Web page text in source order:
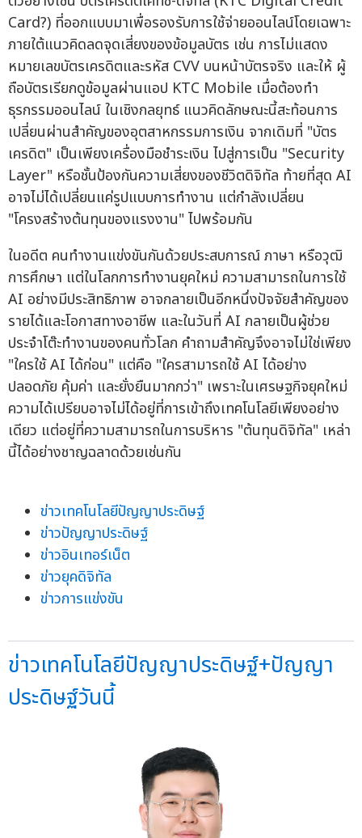
Card?) ที่ออกแบบมาเพื่อรองรับการใช้จ่ายออนไลน์โดยเฉพาะ
ภายใต้แนวคิดลดจุดเสี่ยงของข้อมูลบัตร เช่น การไม่แสดง
หมายเลขบัตรเครดิตและรหัส CVV บนหน้าบัตรจริง และให้ ผู้
ถือบัตรเรียกดูข้อมูลผ่านแอป KTC Mobile เมื่อต้องทำ
ธุรกรรมออนไลน์ ในเชิงกลยุทธ์ แนวคิดลักษณะนี้สะท้อนการ
เปลี่ยนผ่านสำคัญของอุตสาหกรรมการเงิน จากเดิมที่ "บัตร
เครดิต" เป็นเพียงเครื่องมือชำระเงิน ไปสู่การเป็น "Security
Layer" หรือชั้นป้องกันความเสี่ยงของชีวิตดิจิทัล ท้ายที่สุด AI
อาจไม่ได้เปลี่ยนแค่รูปแบบการทำงาน แต่กำลังเปลี่ยน
"โครงสร้างต้นทุนของแรงงาน" ไปพร้อมกัน
ในอดีต คนทำงานแข่งขันกันด้วยประสบการณ์ ภาษา หรือวุฒิ
การศึกษา แต่ในโลกการทำงานยุคใหม่ ความสามารถในการใช้
AI อย่างมีประสิทธิภาพ อาจกลายเป็นอีกหนึ่งปัจจัยสำคัญของ
รายได้และโอกาสทางอาชีพ และในวันที่ AI กลายเป็นผู้ช่วย
ประจำโต๊ะทำงานของคนทั่วโลก คำถามสำคัญจึงอาจไม่ใช่เพียง
"ใครใช้ AI ได้ก่อน" แต่คือ "ใครสามารถใช้ AI ได้อย่าง
ปลอดภัย คุ้มค่า และยั่งยืนมากกว่า" เพราะในเศรษฐกิจยุคใหม่
ความได้เปรียบอาจไม่ได้อยู่ที่การเข้าถึงเทคโนโลยีเพียงอย่าง
เดียว แต่อยู่ที่ความสามารถในการบริหาร "ต้นทุนดิจิทัล" เหล่า
นี้ได้อย่างชาญฉลาดด้วยเช่นกัน
ข่าวเทคโนโลยีปัญญาประดิษฐ์
ข่าวปัญญาประดิษฐ์
ข่าวอินเทอร์เน็ต
ข่าวยุคดิจิทัล
ข่าวการแข่งขัน
ข่าวเทคโนโลยีปัญญาประดิษฐ์+ปัญญา
ประดิษฐ์วันนี้